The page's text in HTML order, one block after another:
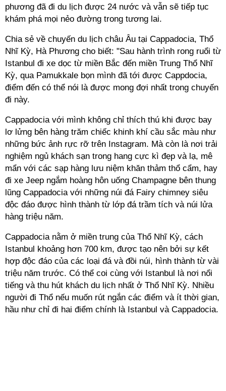
phương đã đi du lịch được 24 nước và vẫn sẽ tiếp tục
khám phá mọi nẻo đường trong tương lai.
Chia sẻ về chuyến du lịch châu Âu tại Cappadocia, Thổ
Nhĩ Kỳ, Hà Phương cho biết: "Sau hành trình rong ruổi từ
Istanbul đi xe dọc từ miền Bắc đến miền Trung Thổ Nhĩ
Kỳ, qua Pamukkale bọn mình đã tới được Cappdocia,
điểm đến có thể nói là được mong đợi nhất trong chuyến
đi này.
Cappadocia với mình không chỉ thích thú khi được bay
lơ lửng bên hàng trăm chiếc khinh khí cầu sắc màu như
những bức ảnh rực rỡ trên Instagram. Mà còn là nơi trải
nghiệm ngủ khách sạn trong hang cực kì đẹp và lạ, mê
mẩn với các sạp hàng lưu niệm khăn thảm thổ cẩm, hay
đi xe Jeep ngắm hoàng hôn uống Champagne bên thung
lũng Cappadocia với những núi đá Fairy chimney siêu
độc đáo được hình thành từ lớp đá trầm tích và núi lửa
hàng triệu năm.
Cappadocia nằm ở miền trung của Thổ Nhĩ Kỳ, cách
Istanbul khoảng hơn 700 km, được tạo nên bởi sự kết
hợp độc đáo của các loại đá và đồi núi, hình thành từ vài
triệu năm trước. Có thể coi cùng với Istanbul là nơi nổi
tiếng và thu hút khách du lịch nhất ở Thổ Nhĩ Kỳ. Nhiều
người đi Thổ nếu muốn rút ngắn các điểm và ít thời gian,
hầu như chỉ đi hai điểm chính là Istanbul và Cappadocia.